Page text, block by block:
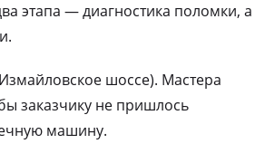
этапа — диагностика поломки, а
шоссе). Мастера
заказчику не пришлось
машину.